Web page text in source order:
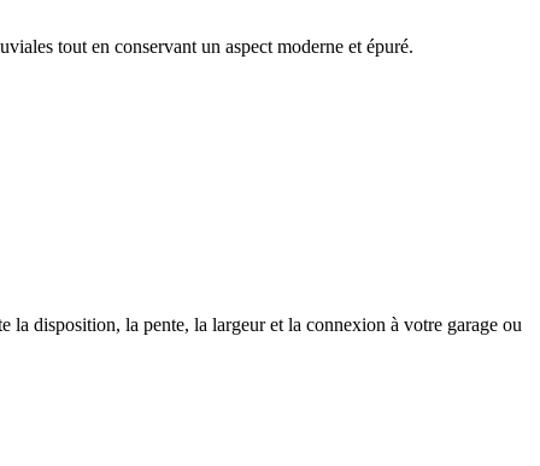
tout en conservant un aspect moderne et épuré.
la disposition, la pente, la largeur et la connexion à votre garage ou